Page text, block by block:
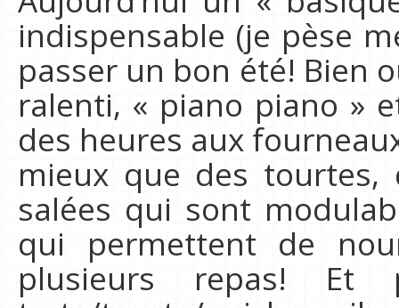
indispensable (je pèse
passer un bon été! Bien
ralenti, « piano piano »
des heures aux
mieux que des
salées qui sont
qui permettent de
plusieurs repas!